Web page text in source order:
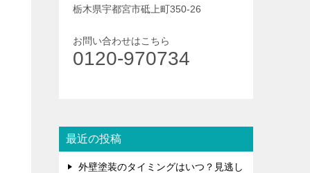
栃木県宇都宮市砥上町350-26
お問い合わせはこちら
0120-970734
最近の投稿
外壁塗装のタイミングはいつ？見逃し